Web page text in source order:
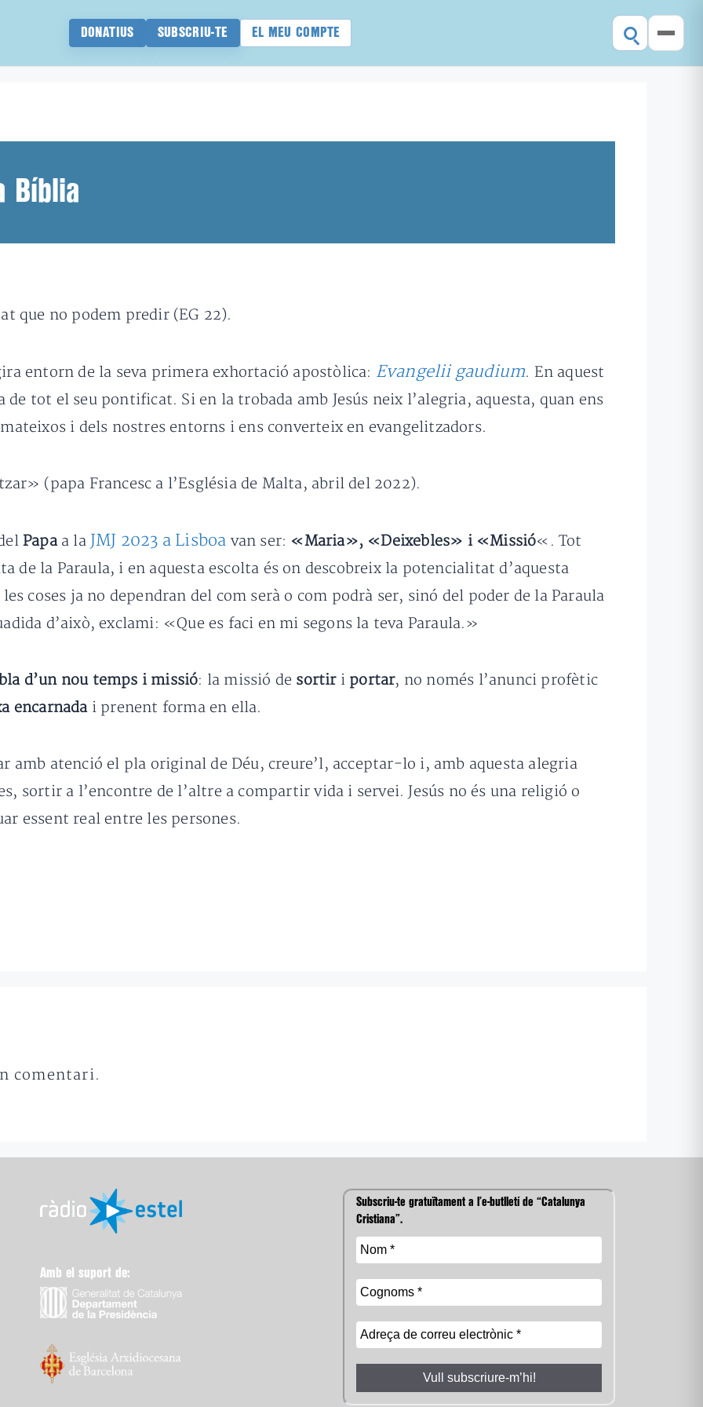
DONATIUS SUBSCRIU-TE EL MEU COMPTE
Bíblia
que no podem predir (EG 22).
entorn de la seva primera exhortació apostòlica: Evangelii gaudium. En aquest
tot el seu pontificat. Si en la trobada amb Jesús neix l’alegria, aquesta, quan ens
i dels nostres entorns i ens converteix en evangelitzadors.
(papa Francesc a l’Església de Malta, abril del 2022).
Papaa laJMJ 2023 a Lisboa van ser: «Maria», «Deixebles» i «Missió«. Tot
de la Paraula, i en aquesta escolta és on descobreix la potencialitat d’aquesta
coses ja no dependran del com serà o com podrà ser, sinó del poder de la Paraula
d’això, exclami: «Que es faci en mi segons la teva Paraula.»
d’un nou temps i missió: la missió de sortir i portar, no només l’anunci profètic
encarnadai prenent forma en ella.
amb atenció el pla original de Déu, creure’l, acceptar-lo i, amb aquesta alegria
sortir a l’encontre de l’altre a compartir vida i servei. Jesús no és una religió o
essent real entre les persones.
comentari.
Amb el suport de:
Subscriu-te gratuïtament a l’e-butlletí de “Catalunya
Cristiana”.